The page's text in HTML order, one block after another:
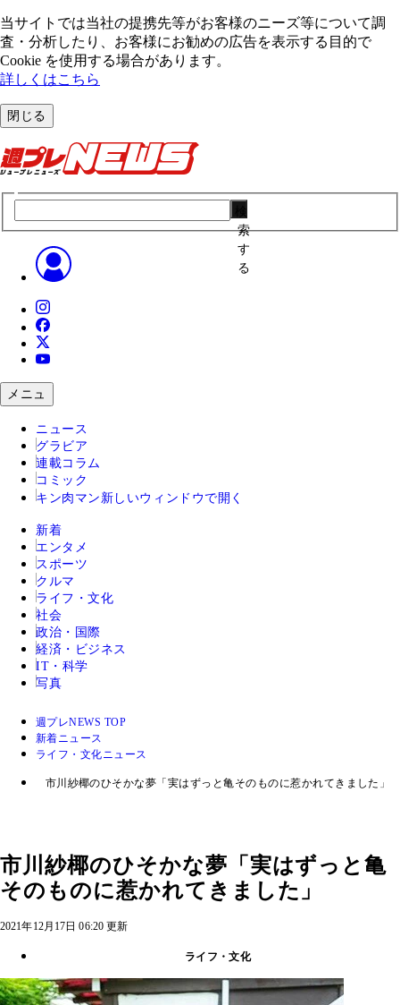
当サイトでは当社の提携先等がお客様のニーズ等について調
査・分析したり、お客様にお勧めの広告を表⽰する⽬的で
Cookie を使⽤する場合があります。
詳しくはこちら
閉じる
索
す
る
メニュ
ニュース
グラビア
連載コラム
コミック
キン肉マン 新しいウィンドウで開く
新着
エンタメ
スポーツ
クルマ
ライフ・文化
社会
政治・国際
経済・ビジネス
IT・科学
写真
週プレNEWS TOP
新着ニュース
ライフ・文化ニュース
市川紗椰のひそかな夢「実はずっと亀そのものに惹かれてきました」
市川紗椰のひそかな夢「実はずっと亀
そのものに惹かれてきました」
2021年12月17日 06:20 更新
ライフ・文化